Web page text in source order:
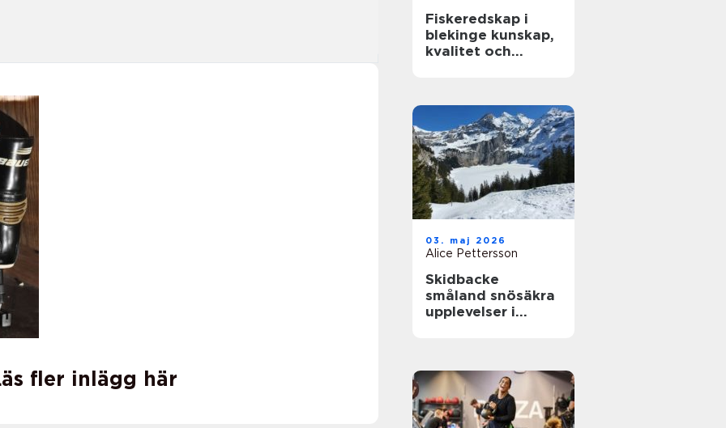
fler inlägg här
Fiskeredskap i
blekinge kunskap,
kvalitet och
03. maj 2026
Alice Pettersson
Skidbacke
småland snösäkra
upplevelser i